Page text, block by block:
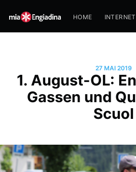
HOME INTERNET
27 MAI 2019
1. August-OL:
Gassen und
Scuol